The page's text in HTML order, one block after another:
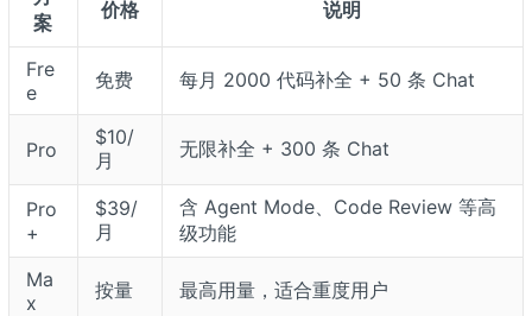
案
价格 说明
Fre
e
免费 每月 2000 代码补全 + 50 条 Chat
Pro
$10/
月
无限补全 + 300 条 Chat
Pro
+
$39/
月
含 Agent Mode、Code Review 等高
级功能
Ma
x
按量 最高用量，适合重度用户